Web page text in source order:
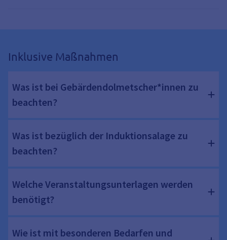
Inklusive Maßnahmen
Was ist bei Gebärdendolmetscher*innen zu
beachten?
Was ist bezüglich der Induktionsalage zu
beachten?
Welche Veranstaltungsunterlagen werden
benötigt?
Wie ist mit besonderen Bedarfen und